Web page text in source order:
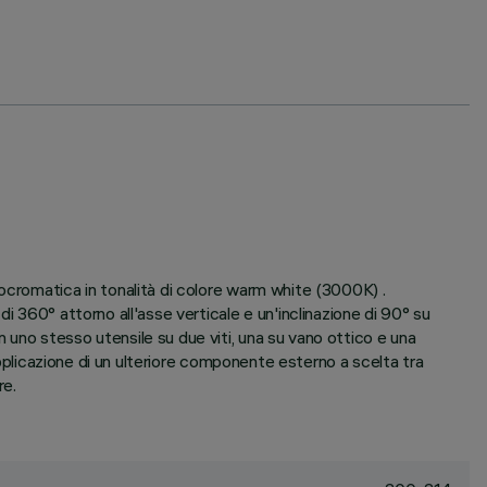
in tonalità di colore warm white (3000K) .
360° attorno all'asse verticale e un'inclinazione di 90° su
stesso utensile su due viti, una su vano ottico e una
di un ulteriore componente esterno a scelta tra